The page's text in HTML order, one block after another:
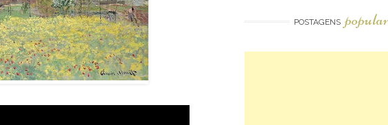
POSTAGENS